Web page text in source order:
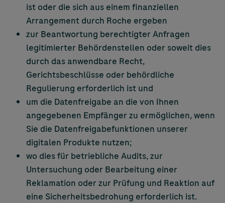
ist oder die sich aus einem finanziellen
Arrangement durch Roche ergeben
zur Beantwortung berechtigter Anfragen
legitimierter Behördenstellen oder soweit dies
durch das anwendbare Recht,
Gerichtsbeschlüsse oder behördliche
Regulierung erforderlich ist und
um die Datenfreigabe an die von Ihnen
angegebenen Empfänger zu ermöglichen, wenn
Sie die Datenfreigabefunktionen unserer
digitalen Produkte nutzen;
wo dies für betriebliche Audits, zur
Untersuchung oder Bearbeitung einer
Reklamation oder zur Prüfung und Reaktion auf
eine Sicherheitsbedrohung erforderlich ist.